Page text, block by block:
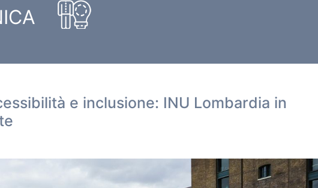
e inclusione: INU Lombardia in